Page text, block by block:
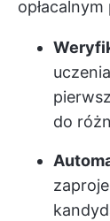
opłacalnym
do